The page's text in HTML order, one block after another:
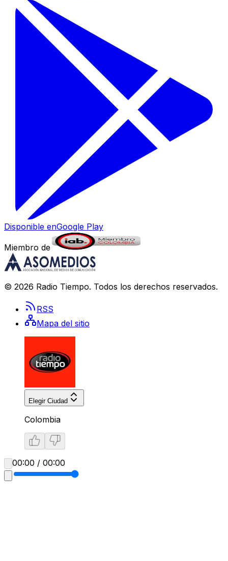
Disponible enGoogle Play
Miembro de
© 2026 Radio Tiempo. Todos los derechos reservados.
RSS
Mapa del sitio
Elegir Ciudad
Colombia
00:00 / 00:00